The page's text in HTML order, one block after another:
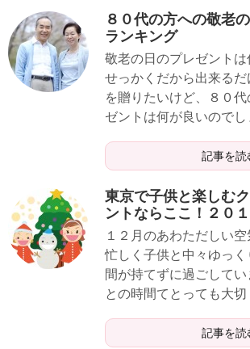
８０代の方への敬老
ランキング
敬老の日のプレゼントは
せっかくだから出来る
を贈りたいけど、８０
ゼントは何が良いのでし
記事を読
東京で子供と楽しむ
ントならここ！２０
１２月のあわただしい
忙しく子供と中々ゆっ
間が持てずに過ごして
との時間てとっても大切
記事を読